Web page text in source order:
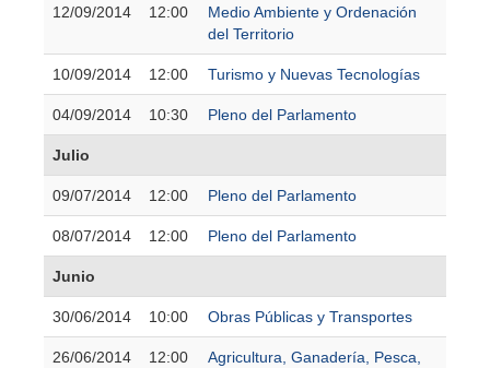
12/09/2014 12:00
Medio Ambiente y Ordenación
del Territorio
10/09/2014 12:00 Turismo y Nuevas Tecnologías
04/09/2014 10:30 Pleno del Parlamento
Julio
09/07/2014 12:00 Pleno del Parlamento
08/07/2014 12:00 Pleno del Parlamento
Junio
30/06/2014 10:00 Obras Públicas y Transportes
26/06/2014 12:00
Agricultura, Ganadería, Pesca,